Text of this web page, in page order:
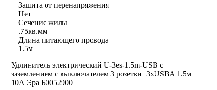
Защита от перенапряжения
Нет
Сечение жилы
.75кв.мм
Длина питающего провода
1.5м
Удлинитель электрический U-3es-1.5m-USB с
заземлением с выключателем 3 розетки+3xUSBA 1.5м
10А Эра Б0052900